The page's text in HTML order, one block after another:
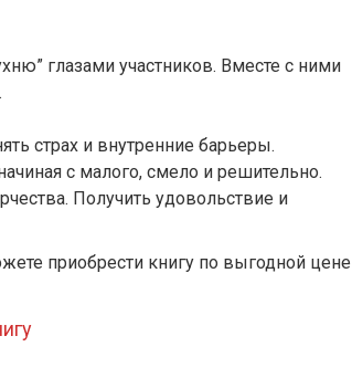
глазами участников. Вместе с ними
страх и внутренние барьеры.
с малого, смело и решительно.
Получить удовольствие и
приобрести книгу по выгодной цене